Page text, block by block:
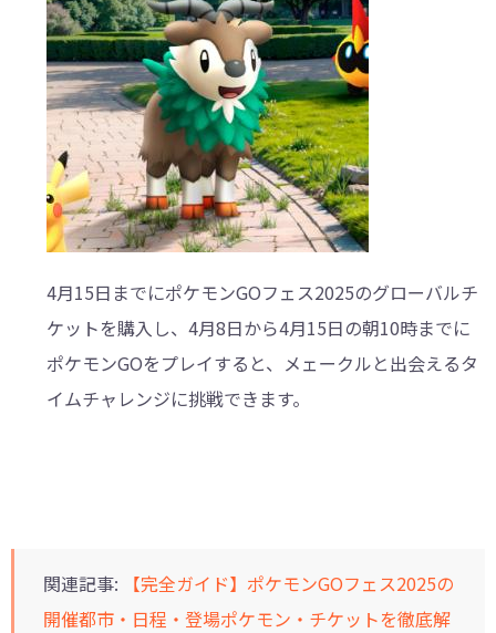
4月15日までにポケモンGOフェス2025のグローバルチ
ケットを購入し、4月8日から4月15日の朝10時までに
ポケモンGOをプレイすると、メェークルと出会えるタ
イムチャレンジに挑戦できます。
関連記事:
【完全ガイド】ポケモンGOフェス2025の
開催都市・日程・登場ポケモン・チケットを徹底解